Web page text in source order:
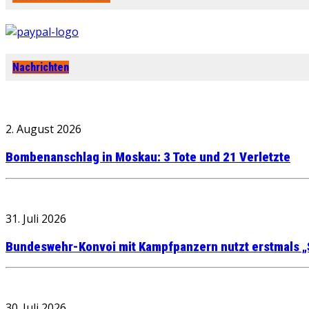
Nachrichten
2. August 2026
Bombenanschlag in Moskau: 3 Tote und 21 Verletzte
31. Juli 2026
Bundeswehr-Konvoi mit Kampfpanzern nutzt erstmals